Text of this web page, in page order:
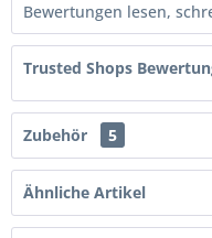
Bewertungen lesen,
Trusted Shops
Zubehör 5
Ähnliche Artikel